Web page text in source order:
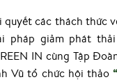
các thách thức
pháp giảm phát
IN cùng Tập
Vũ tổ chức hội thảo